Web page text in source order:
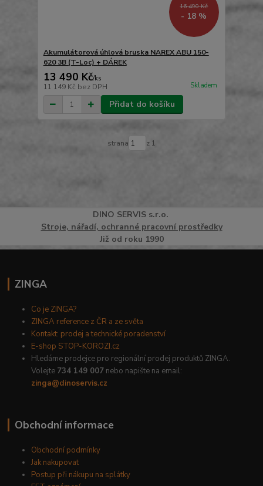
16 490 Kč
- 18 %
Akumulátorová úhlová bruska NAREX ABU 150-
620 3B (T-Loc) + DÁREK
13 490 Kč/ks
11 149 Kč bez DPH Skladem
Přidat do košíku
strana z 1
DINO SERVISs.r.o.
Stroje, nářadí, ochranné pracovní prostředky
Již od roku 1990
ZINGA
Co je ZINGA?
ZINGA reference z ČR a ze světa
Kontakt: prodej a technické poradenství
E-shop STOP-KOROZI.cz
Hledáme prodejce pro regionální prodej produktů ZINGA.
Volejte 734 149 007 nebo napište na email:
zinga@dinoservis.cz
Obchodní informace
Obchodní podmínky
Jak nakupovat
Postup při nákupu na splátky